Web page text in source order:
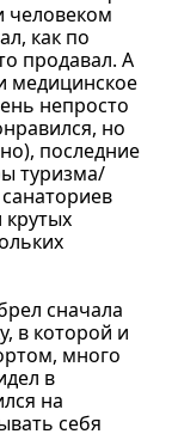
человеком
как по
продавал. А
медицинское
непросто
но
последние
туризма/
сначала
в которой и
много
в
на
себя